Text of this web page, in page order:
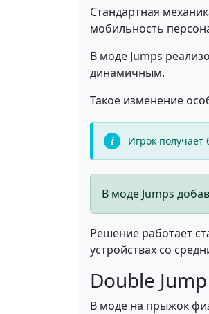
Стандартная
мобильность
В моде Jumps
динамичным.
Такое изменение
Игрок
В моде Jumps
Решение работает
устройствах со
Double Jump
В моде на прыжок